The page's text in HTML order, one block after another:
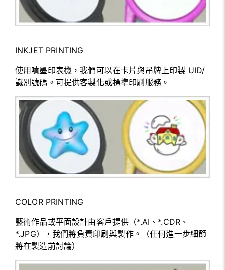
INKJET PRINTING
使用噴墨印表機，我們可以在卡片與吊牌上印製 UID/
識別號碼。可提供客製化或標準印刷服務。
COLOR PRINTING
藝術作品或平面設計由客戶提供（*.AI、*.CDR、
*.JPG），我們將負責印刷與製作。（任何進一步細節
將在製造前討論）